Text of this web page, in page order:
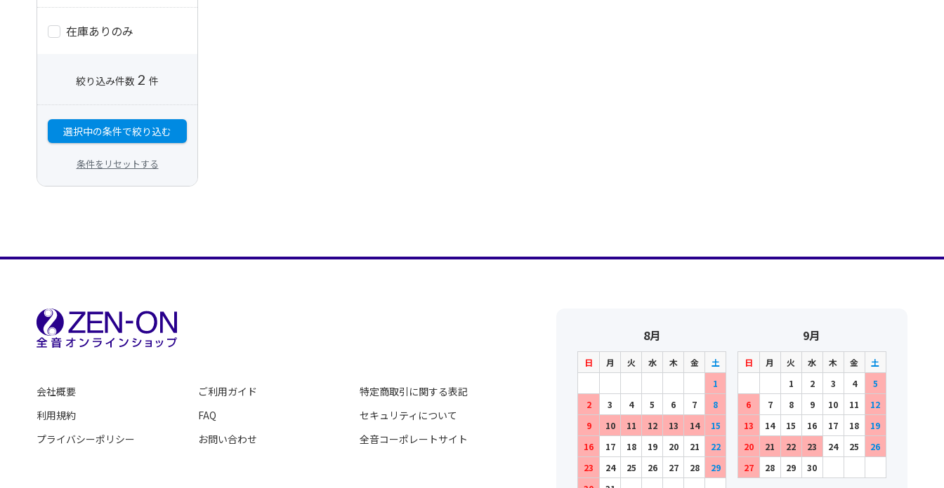
在庫ありのみ
絞り込み件数 2 件
選択中の条件で絞り込む
条件をリセットする
会社概要
利用規約
プライバシーポリシー
ご利用ガイド
FAQ
お問い合わせ
特定商取引に関する表記
セキュリティについて
全音コーポレートサイト
8月
日 月 火 水 木 金
土
1
2
3 4 5 6 7
8
9
10 11 12 13 14
15
16
17 18 19 20 21
22
23
24 25 26 27 28
29
9月
日 月 火 水 木 金
土
1
2 3 4
5
6
7 8 9 10 11
12
13
14 15 16 17 18
19
20
21 22 23 24 25
26
27
28 29 30